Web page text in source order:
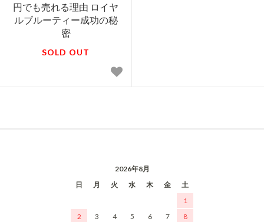
円でも売れる理由 ロイヤ
ルブルーティー成功の秘
密
SOLD OUT
2026年8月
日
月 火 水 木 金
土
1
2
3 4 5 6 7
8